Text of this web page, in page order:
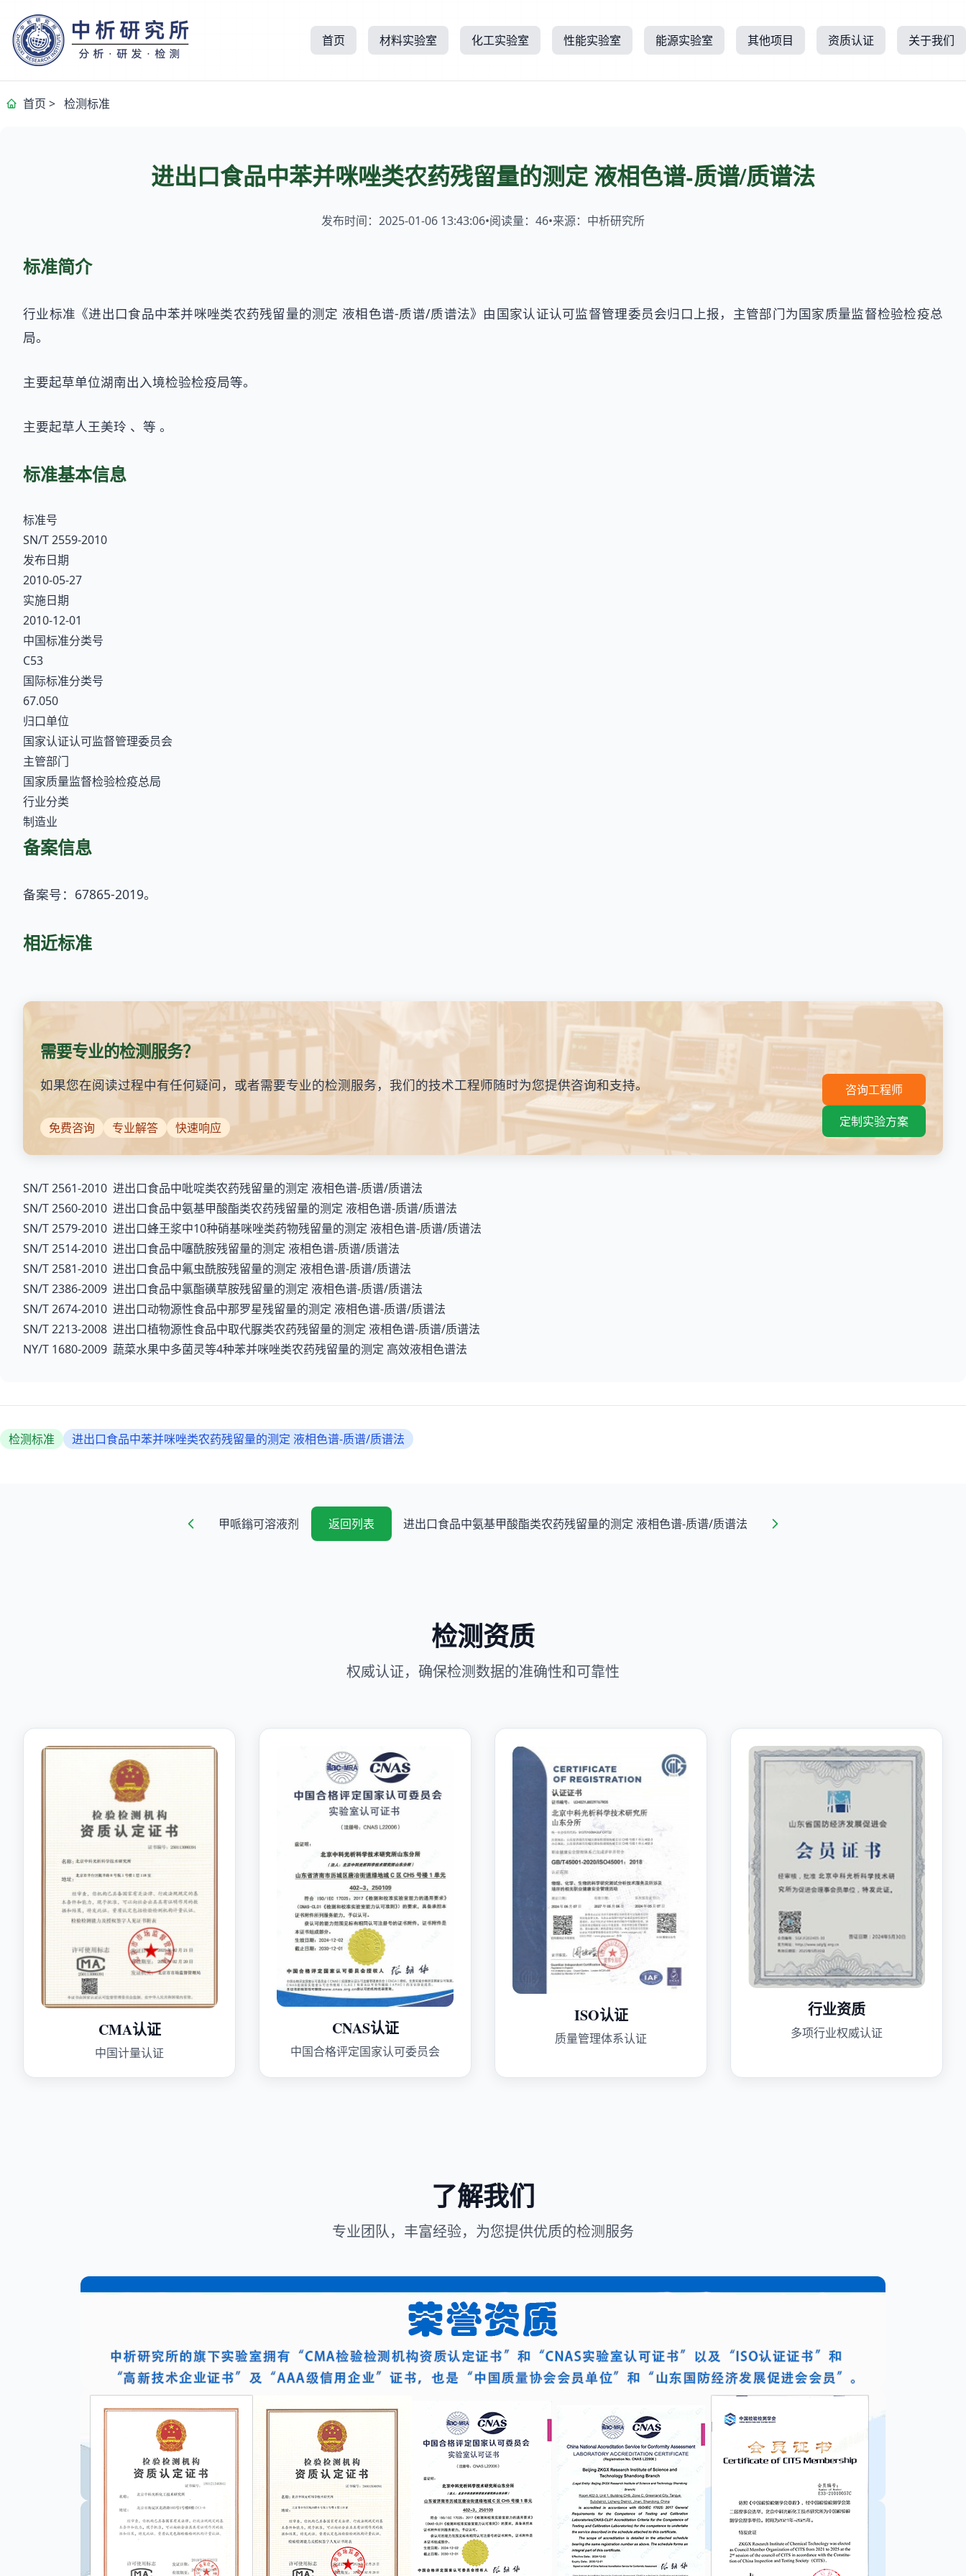
首页 材料实验室 化工实验室 性能实验室 能源实验室 其他项目 资质认证 关于我们
首页 > 检测标准
进出口食品中苯并咪唑类农药残留量的测定 液相色谱-质谱/质谱法
发布时间：2025-01-06 13:43:06•阅读量： 46•来源：中析研究所
标准简介
行业标准《进出口食品中苯并咪唑类农药残留量的测定 液相色谱-质谱/质谱法》由国家认证认可监督管理委员会归口上报，主管部门为国家质量监督检验检疫总
局。
主要起草单位湖南出入境检验检疫局等。
主要起草人王美玲 、等 。
标准基本信息
标准号
SN/T 2559-2010
发布日期
2010-05-27
实施日期
2010-12-01
中国标准分类号
C53
国际标准分类号
67.050
归口单位
国家认证认可监督管理委员会
主管部门
国家质量监督检验检疫总局
行业分类
制造业
备案信息
备案号：67865-2019。
相近标准
需要专业的检测服务？
如果您在阅读过程中有任何疑问，或者需要专业的检测服务，我们的技术工程师随时为您提供咨询和支持。
免费咨询 专业解答 快速响应
咨询工程师
定制实验方案
SN/T 2561-2010 进出口食品中吡啶类农药残留量的测定 液相色谱-质谱/质谱法
SN/T 2560-2010 进出口食品中氨基甲酸酯类农药残留量的测定 液相色谱-质谱/质谱法
SN/T 2579-2010 进出口蜂王浆中10种硝基咪唑类药物残留量的测定 液相色谱-质谱/质谱法
SN/T 2514-2010 进出口食品中噻酰胺残留量的测定 液相色谱-质谱/质谱法
SN/T 2581-2010 进出口食品中氟虫酰胺残留量的测定 液相色谱-质谱/质谱法
SN/T 2386-2009 进出口食品中氯酯磺草胺残留量的测定 液相色谱-质谱/质谱法
SN/T 2674-2010 进出口动物源性食品中那罗星残留量的测定 液相色谱-质谱/质谱法
SN/T 2213-2008 进出口植物源性食品中取代脲类农药残留量的测定 液相色谱-质谱/质谱法
NY/T 1680-2009 蔬菜水果中多菌灵等4种苯并咪唑类农药残留量的测定 高效液相色谱法
检测标准 进出口食品中苯并咪唑类农药残留量的测定 液相色谱-质谱/质谱法
甲哌鎓可溶液剂 返回列表 进出口食品中氨基甲酸酯类农药残留量的测定 液相色谱-质谱/质谱法
检测资质
权威认证，确保检测数据的准确性和可靠性
CMA认证
中国计量认证
CNAS认证
中国合格评定国家认可委员会
ISO认证
质量管理体系认证
行业资质
多项行业权威认证
了解我们
专业团队，丰富经验，为您提供优质的检测服务